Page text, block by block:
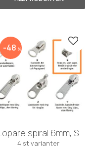
i favoriter
spiral 6mm, S
4 st varianter
48 % Lägg